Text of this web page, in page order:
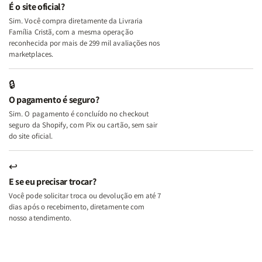
Deus
+
A
Mulher
Lar
+
A
Lar
É o site oficial?
Sim. Você compra diretamente da Livraria
Família Cristã, com a mesma operação
reconhecida por mais de 299 mil avaliações nos
marketplaces.
🔒
O pagamento é seguro?
Sim. O pagamento é concluído no checkout
seguro da Shopify, com Pix ou cartão, sem sair
do site oficial.
↩
E se eu precisar trocar?
Você pode solicitar troca ou devolução em até 7
dias após o recebimento, diretamente com
nosso atendimento.